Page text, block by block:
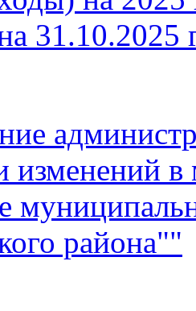
31.10.2025
изменений
района""